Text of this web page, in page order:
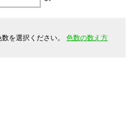
数を選択ください。色数の数え方